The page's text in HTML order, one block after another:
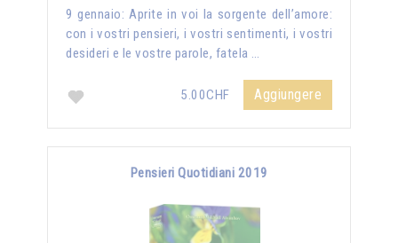
9 gennaio: Aprite in voi la sorgente dell’amore:
con i vostri pensieri, i vostri sentimenti, i vostri
desideri e le vostre parole, fatela …
5.00CHF Aggiungere
Pensieri Quotidiani 2019